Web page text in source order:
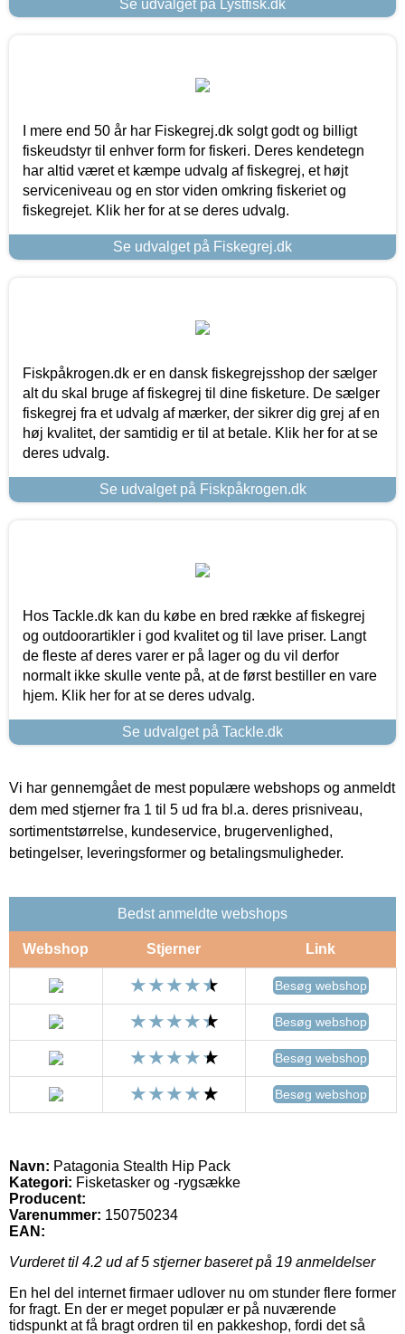
Se udvalget på Lystfisk.dk
I mere end 50 år har Fiskegrej.dk solgt godt og billigt
fiskeudstyr til enhver form for fiskeri. Deres kendetegn
har altid været et kæmpe udvalg af fiskegrej, et højt
serviceniveau og en stor viden omkring fiskeriet og
fiskegrejet. Klik her for at se deres udvalg.
Se udvalget på Fiskegrej.dk
Fiskpåkrogen.dk er en dansk fiskegrejsshop der sælger
alt du skal bruge af fiskegrej til dine fisketure. De sælger
fiskegrej fra et udvalg af mærker, der sikrer dig grej af en
høj kvalitet, der samtidig er til at betale. Klik her for at se
deres udvalg.
Se udvalget på Fiskpåkrogen.dk
Hos Tackle.dk kan du købe en bred række af fiskegrej
og outdoorartikler i god kvalitet og til lave priser. Langt
de fleste af deres varer er på lager og du vil derfor
normalt ikke skulle vente på, at de først bestiller en vare
hjem. Klik her for at se deres udvalg.
Se udvalget på Tackle.dk
Vi har gennemgået de mest populære webshops og anmeldt
dem med stjerner fra 1 til 5 ud fra bl.a. deres prisniveau,
sortimentstørrelse, kundeservice, brugervenlighed,
betingelser, leveringsformer og betalingsmuligheder.
Bedst anmeldte webshops
Webshop Stjerner Link
Besøg webshop
Besøg webshop
Besøg webshop
Besøg webshop
Navn: Patagonia Stealth Hip Pack
Kategori: Fisketasker og -rygsække
Producent:
Varenummer: 150750234
EAN:
Vurderet til 4.2 ud af 5 stjerner baseret på 19 anmeldelser
En hel del internet firmaer udlover nu om stunder flere former
for fragt. En der er meget populær er på nuværende
tidspunkt at få bragt ordren til en pakkeshop, fordi det så